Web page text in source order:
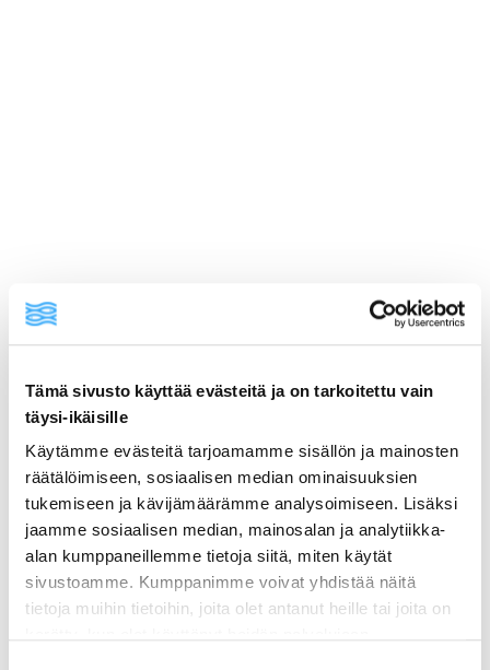
Tämä sivusto käyttää evästeitä ja on tarkoitettu vain
täysi-ikäisille
Käytämme evästeitä tarjoamamme sisällön ja mainosten
räätälöimiseen, sosiaalisen median ominaisuuksien
tukemiseen ja kävijämäärämme analysoimiseen. Lisäksi
jaamme sosiaalisen median, mainosalan ja analytiikka-
alan kumppaneillemme tietoja siitä, miten käytät
sivustoamme. Kumppanimme voivat yhdistää näitä
tietoja muihin tietoihin, joita olet antanut heille tai joita on
ainekset
valmistusohje
lisätietoja
800 g turskaa jossa nahka jäljellä (4 annospalaa)
600 g perunaa